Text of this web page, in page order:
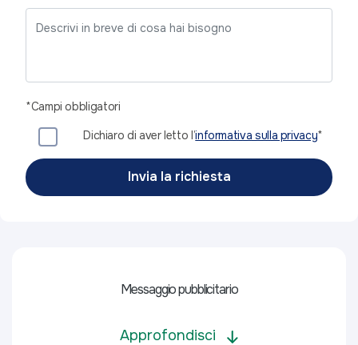
*Campi obbligatori
Dichiaro di aver letto l’informativa sulla privacy*
Messaggio pubblicitario
Approfondisci